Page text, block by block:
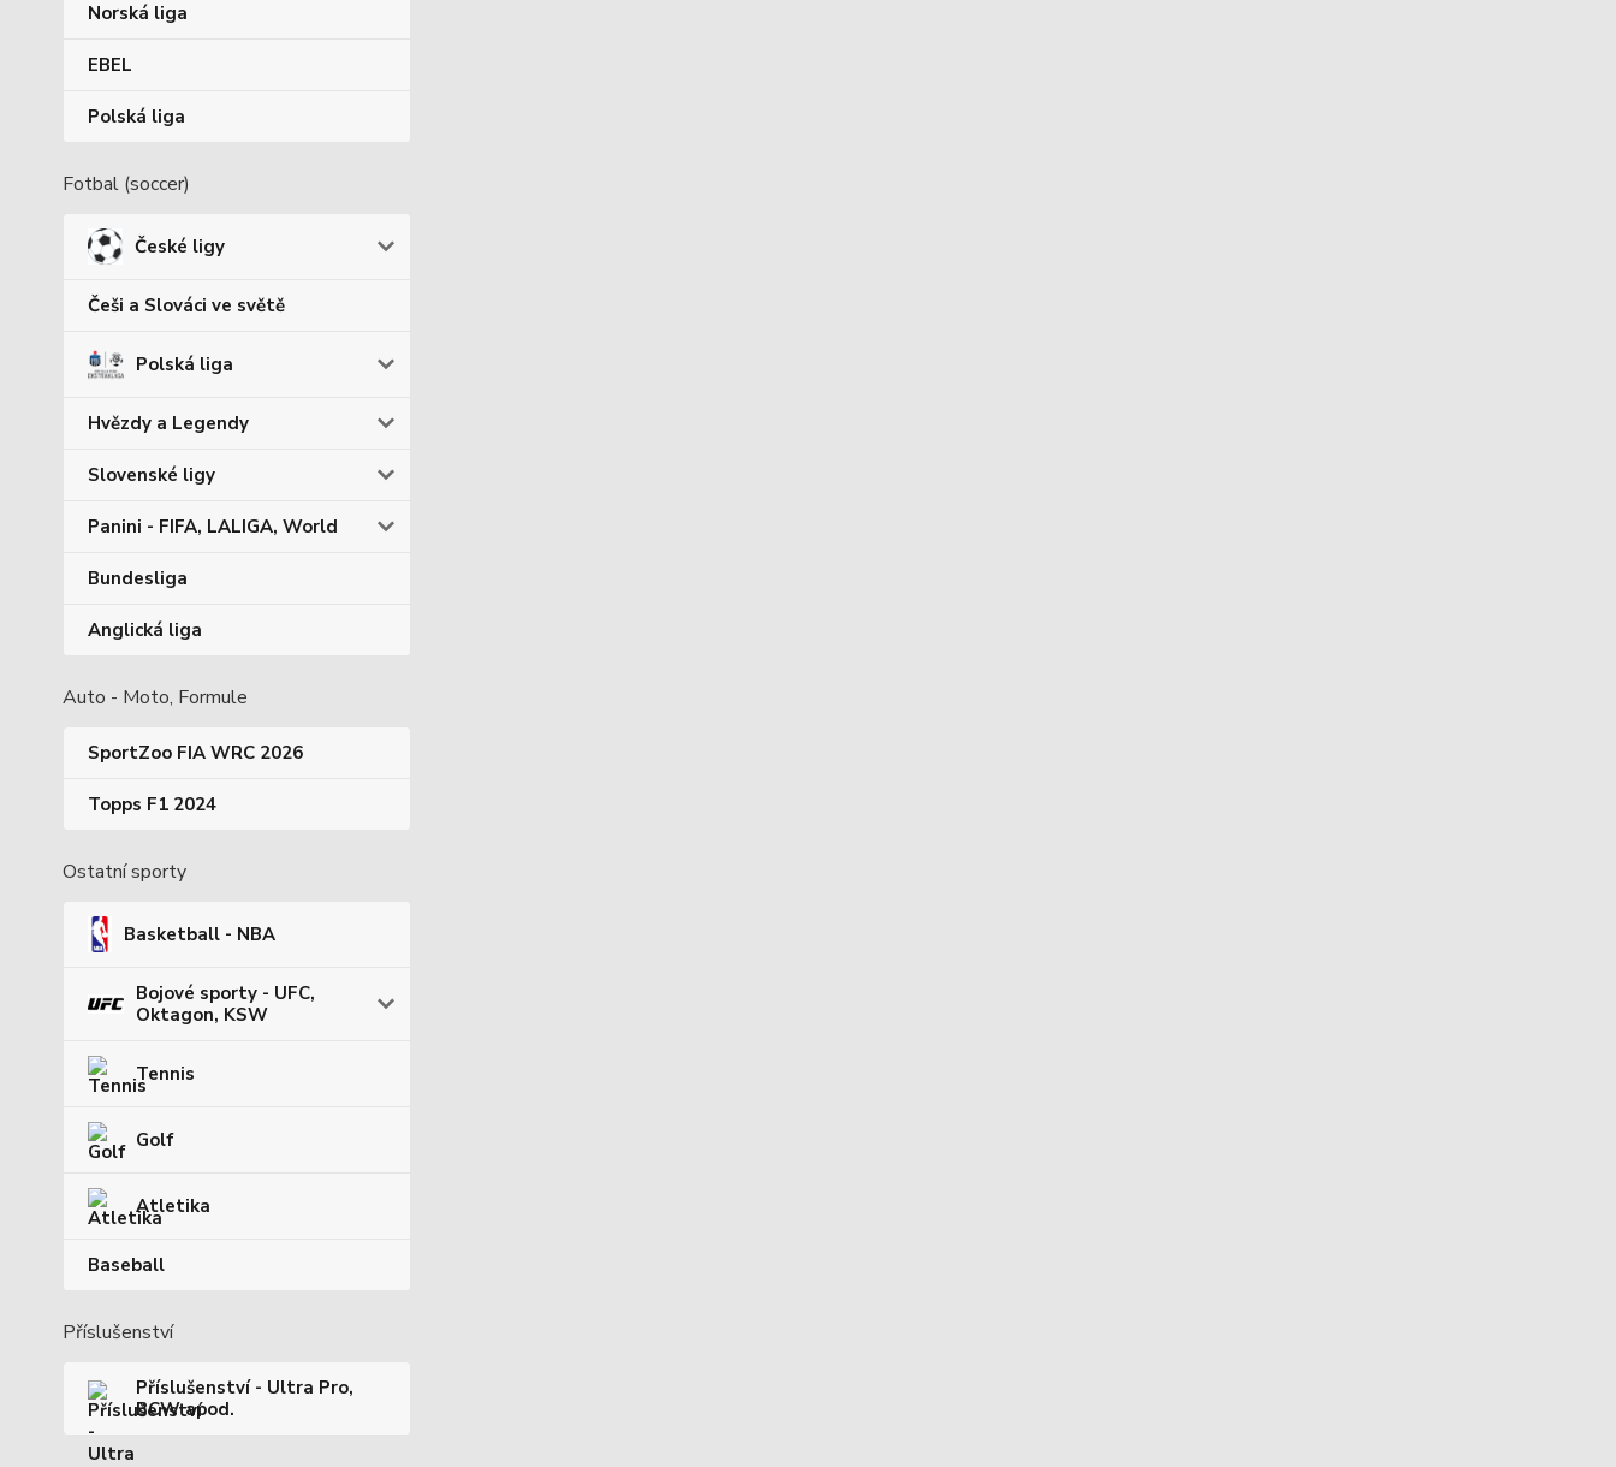
Norská liga
EBEL
Polská liga
Fotbal (soccer)
České ligy
Češi a Slováci ve světě
Polská liga
Hvězdy a Legendy
Slovenské ligy
Panini - FIFA, LALIGA, World
Bundesliga
Anglická liga
Auto - Moto, Formule
SportZoo FIA WRC 2026
Topps F1 2024
Ostatní sporty
Basketball - NBA
Bojové sporty - UFC,
Oktagon, KSW
Tennis
Golf
Atletika
Baseball
Příslušenství
Příslušenství - Ultra Pro,
BCW apod.